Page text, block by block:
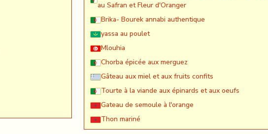
au Safran et Fleur d'Oranger
Brika- Bourek annabi authentique
yassa au poulet
Mlouhia
Chorba épicée aux merguez
Gâteau aux miel et aux fruits confits
Tourte à la viande aux épinards et aux oeufs
Gateau de semoule à l'orange
Thon mariné